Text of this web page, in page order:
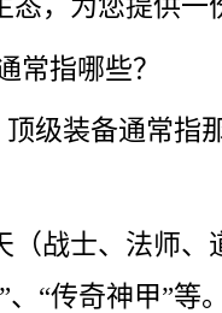
态，为您提供一
常指哪些？
级装备通常指
（战士、法师、
“传奇神甲”等